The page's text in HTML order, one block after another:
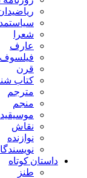
شعرا
عارف
فیلسوف
قرن
کتاب
مترجم
منجم
نقاش
نوازنده
داستان کوتاه
طنز